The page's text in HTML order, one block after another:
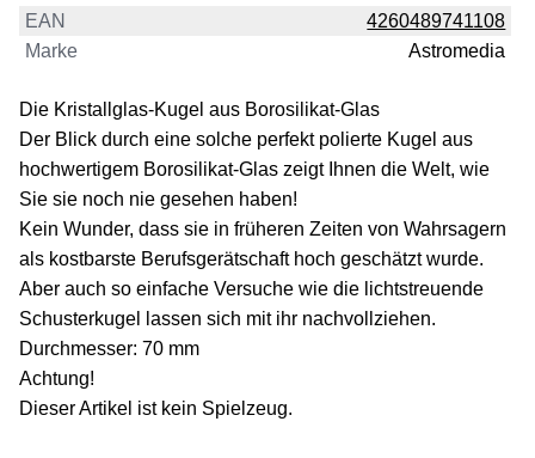
EAN
4260489741108
Marke
Astromedia
Die Kristallglas-Kugel aus Borosilikat-Glas
Der Blick durch eine solche perfekt polierte Kugel aus
hochwertigem Borosilikat-Glas zeigt Ihnen die Welt, wie
Sie sie noch nie gesehen haben!
Kein Wunder, dass sie in früheren Zeiten von Wahrsagern
als kostbarste Berufsgerätschaft hoch geschätzt wurde.
Aber auch so einfache Versuche wie die lichtstreuende
Schusterkugel lassen sich mit ihr nachvollziehen.
Durchmesser: 70 mm
Achtung!
Dieser Artikel ist kein Spielzeug.